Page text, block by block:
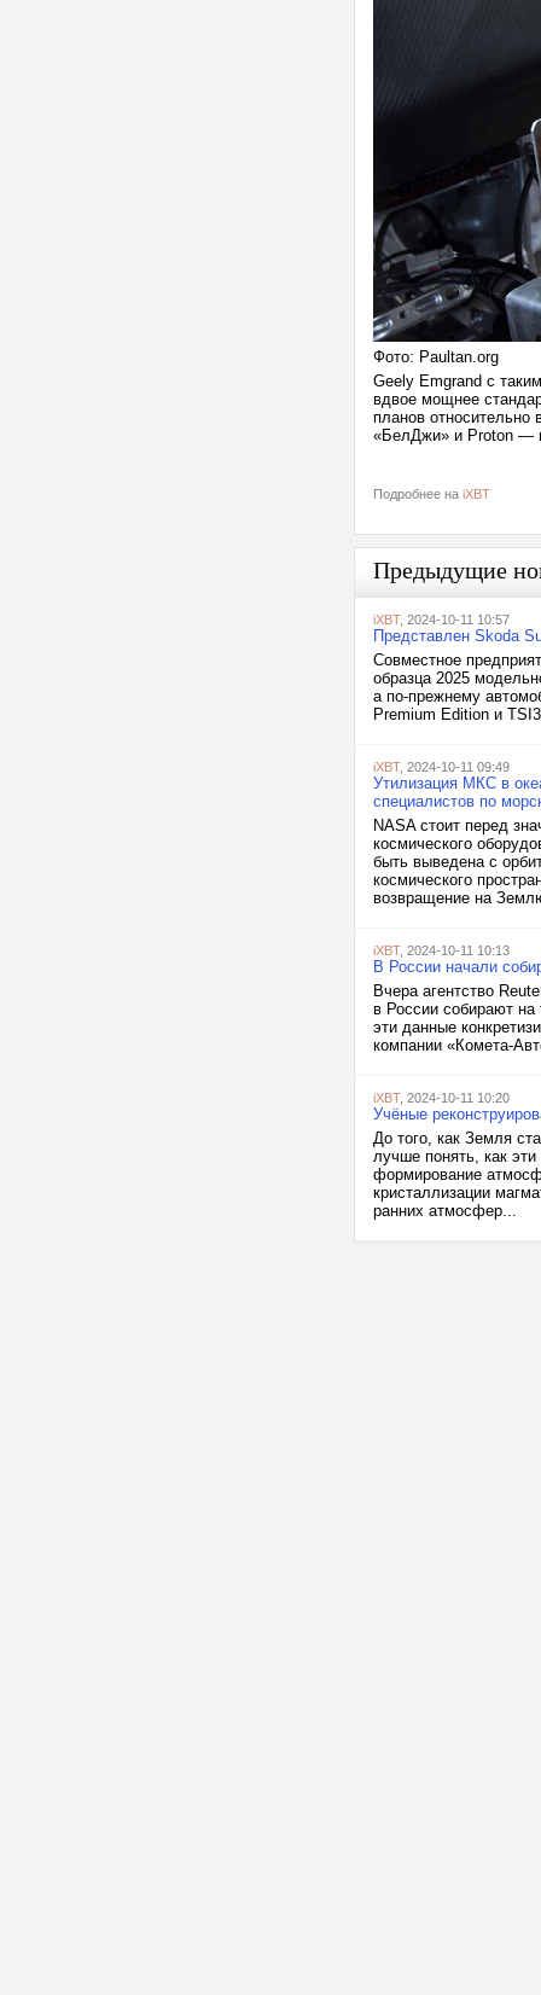
Фото: Paultan.org
Geely Emgrand с
вдвое мощнее
планов
«БелДжи» и Proton —
Подробнее на iXBT
Предыдущие
iXBT, 2024-10-11 10:57
Представлен Skoda
Совместное
образца 2025
а по-прежнему
Premium Edition и
iXBT, 2024-10-11 09:49
Утилизация МКС в
специалистов по
NASA стоит перед
космического
быть выведена с
космического
возвращение на
iXBT, 2024-10-11 10:13
В России начали
Вчера агентство
в России собирают
эти данные
компании «Комета-
iXBT, 2024-10-11 10:20
Учёные
До того, как Земля
лучше понять, как
формирование
кристаллизации
ранних атмосфер...